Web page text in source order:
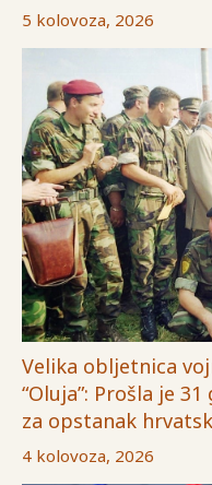
5 kolovoza, 2026
Velika obljetnica
“Oluja”: Prošla je
za opstanak
4 kolovoza, 2026